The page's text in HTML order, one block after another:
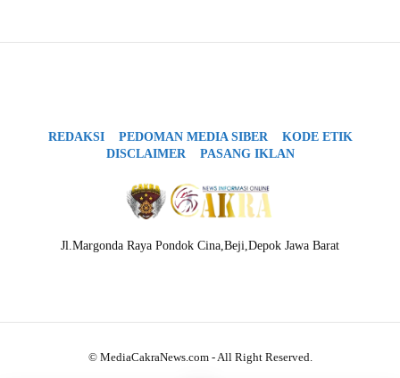
REDAKSI PEDOMAN MEDIA SIBER
KODE ETIK
DISCLAIMER
PASANG IKLAN
Jl.Margonda Raya Pondok Cina,Beji,Depok Jawa Barat
© MediaCakraNews.com - All Right Reserved.